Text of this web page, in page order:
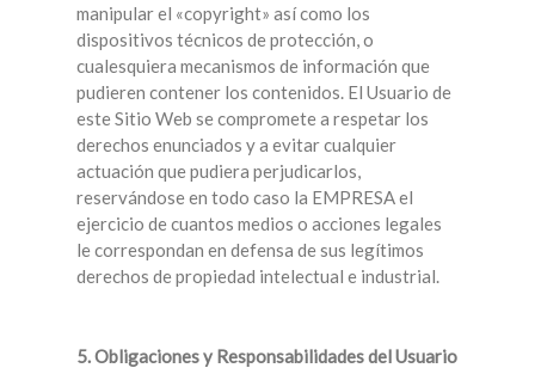
manipular el «copyright» así como los
dispositivos técnicos de protección, o
cualesquiera mecanismos de información que
pudieren contener los contenidos. El Usuario de
este Sitio Web se compromete a respetar los
derechos enunciados y a evitar cualquier
actuación que pudiera perjudicarlos,
reservándose en todo caso la EMPRESA el
ejercicio de cuantos medios o acciones legales
le correspondan en defensa de sus legítimos
derechos de propiedad intelectual e industrial.
5. Obligaciones y Responsabilidades del Usuario